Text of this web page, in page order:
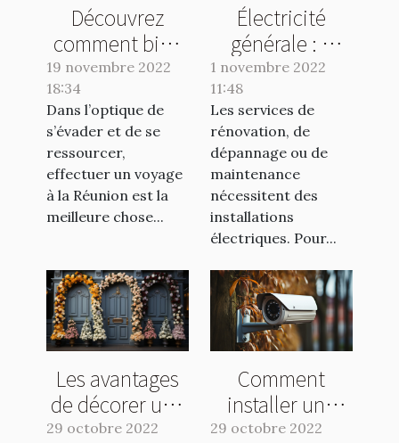
Découvrez
comment bien
organiser vos
voyages à la
Réunion
19 novembre 2022
18:34
Dans l’optique de
s’évader et de se
ressourcer,
effectuer un voyage
à la Réunion est la
meilleure chose...
Électricité
générale : à
quel spécialiste
s’adresser ?
1 novembre 2022
11:48
Les services de
rénovation, de
dépannage ou de
maintenance
nécessitent des
installations
électriques. Pour...
Les avantages
de décorer une
porte
29 octobre 2022
Comment
installer une
caméra de
29 octobre 2022